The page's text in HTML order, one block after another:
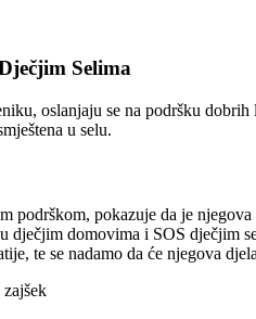
Selima
oslanjaju se na podršku
u selu.
podrškom, pokazuje da je
dječjim domovima i SOS dječjim
te se nadamo da će njegova